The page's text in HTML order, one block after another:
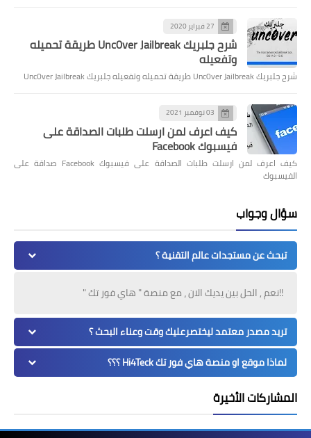
27 فبراير 2020
شرح جلبريك Unc0ver Jailbreak طريقة تحميله
وتفعيله
شرح جلبريك Unc0ver Jailbreak طريقة تحميله وتفعيله جلبريك Unc0ver Jailbreak
03 نوفمبر 2021
كيف اعرف لمن ارسلت طلبات الصداقة على
فيسبوك Facebook
كيف اعرف لمن ارسلت طلبات الصداقة على فيسبوك Facebook صداقة على
الفيسبوك
سؤال وجواب
تبحث عن مستجدات عالم التقنية ؟
!!نعم , الحل بين يديك الان ، مع منصة " هاي فور تك "
تريد مصدر معتمد ليختصرعليك وقت وعناء البحث ؟
لماذا موقع او منصة هاي فور تك Hi4Teck ؟؟؟
المشاركات الأخيرة